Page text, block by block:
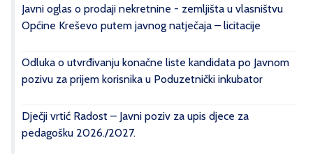
Javni oglas o prodaji nekretnine - zemljišta u vlasništvu
Općine Kreševo putem javnog natječaja – licitacije
Odluka o utvrđivanju konačne liste kandidata po Javnom
pozivu za prijem korisnika u Poduzetnički inkubator
Dječji vrtić Radost – Javni poziv za upis djece za
pedagošku 2026./2027.